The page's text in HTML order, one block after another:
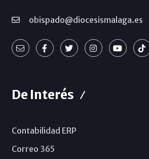
obispado@diocesismalaga.es
De Interés
Contabilidad ERP
Correo 365